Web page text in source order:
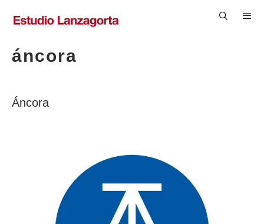
áncora
Áncora